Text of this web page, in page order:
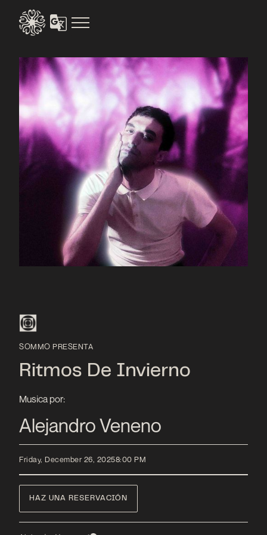
SOMMO PRESENTA
Ritmos De Invierno
Musica por:
Alejandro Veneno
Friday, December 26, 20258:00 PM
HAZ UNA RESERVACIÓN